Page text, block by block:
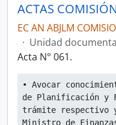
EC AN ABJLM
· Unidad
Acta N° 061.
• Avocar
de Planificación y
trámite respectivo
Ministro de